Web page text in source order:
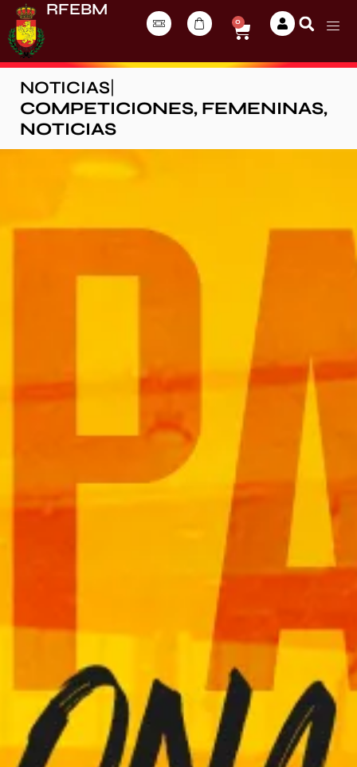
RFEBM
0
NOTICIAS
COMPETICIONES, FEMENINAS,
NOTICIAS